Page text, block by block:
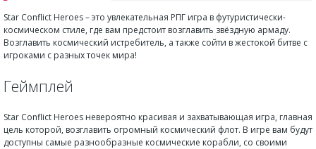
Star Conflict Heroes – это увлекательная РПГ игра в футуристически-
космическом стиле, где вам предстоит возглавить звёздную армаду.
Возглавить космический истребитель, а также сойти в жестокой битве с
игроками с разных точек мира!
Геймплей
Star Conflict Heroes невероятно красивая и захватывающая игра, главная
цель которой, возглавить огромный космический флот. В игре вам будут
доступны самые разнообразные космические корабли, со своими